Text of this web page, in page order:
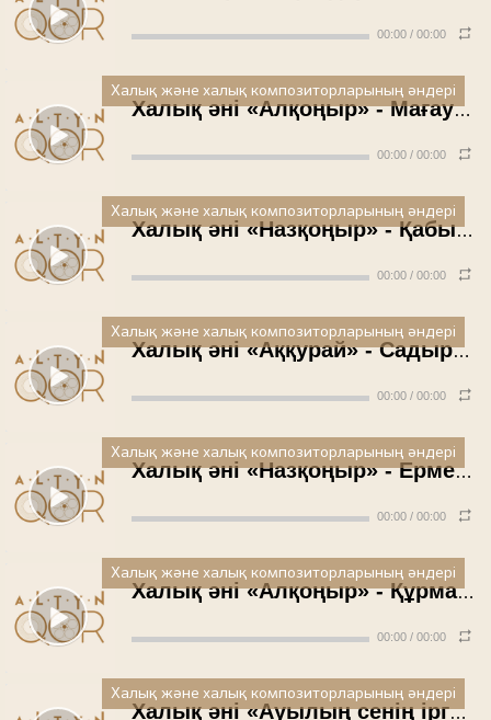
00:00 / 00:00
Халық әні «Алқоңыр» - Мағауия Көшкімбаев
00:00 / 00:00
Халық және халық композиторларының әндері
Халық әні «Назқоңыр» - Қабылаш Әбікейұлы
00:00 / 00:00
Халық және халық композиторларының әндері
Халық әні «Аққурай» - Садырбек Татубаев
00:00 / 00:00
Халық және халық композиторларының әндері
Халық әні «Назқоңыр» - Ермек Серкебаев
00:00 / 00:00
Халық және халық композиторларының әндері
Халық әні «Алқоңыр» - Құрманбек Байқуатов
00:00 / 00:00
Халық және халық композиторларының әндері
Халық әні «Ауылың сенің іргелі» - Қабыкен Камалиев
Халық және халық композиторларының әндері